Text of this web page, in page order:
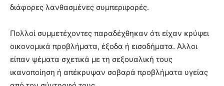
διάφορες λανθασμένες συμπεριφορές.
Πολλοί συμμετέχοντες παραδέχθηκαν ότι είχαν κρύψει
οικονομικά προβλήματα, έξοδα ή εισοδήματα. Άλλοι
είπαν ψέματα σχετικά με τη σεξουαλική τους
ικανοποίηση ή απέκρυψαν σοβαρά προβλήματα υγείας